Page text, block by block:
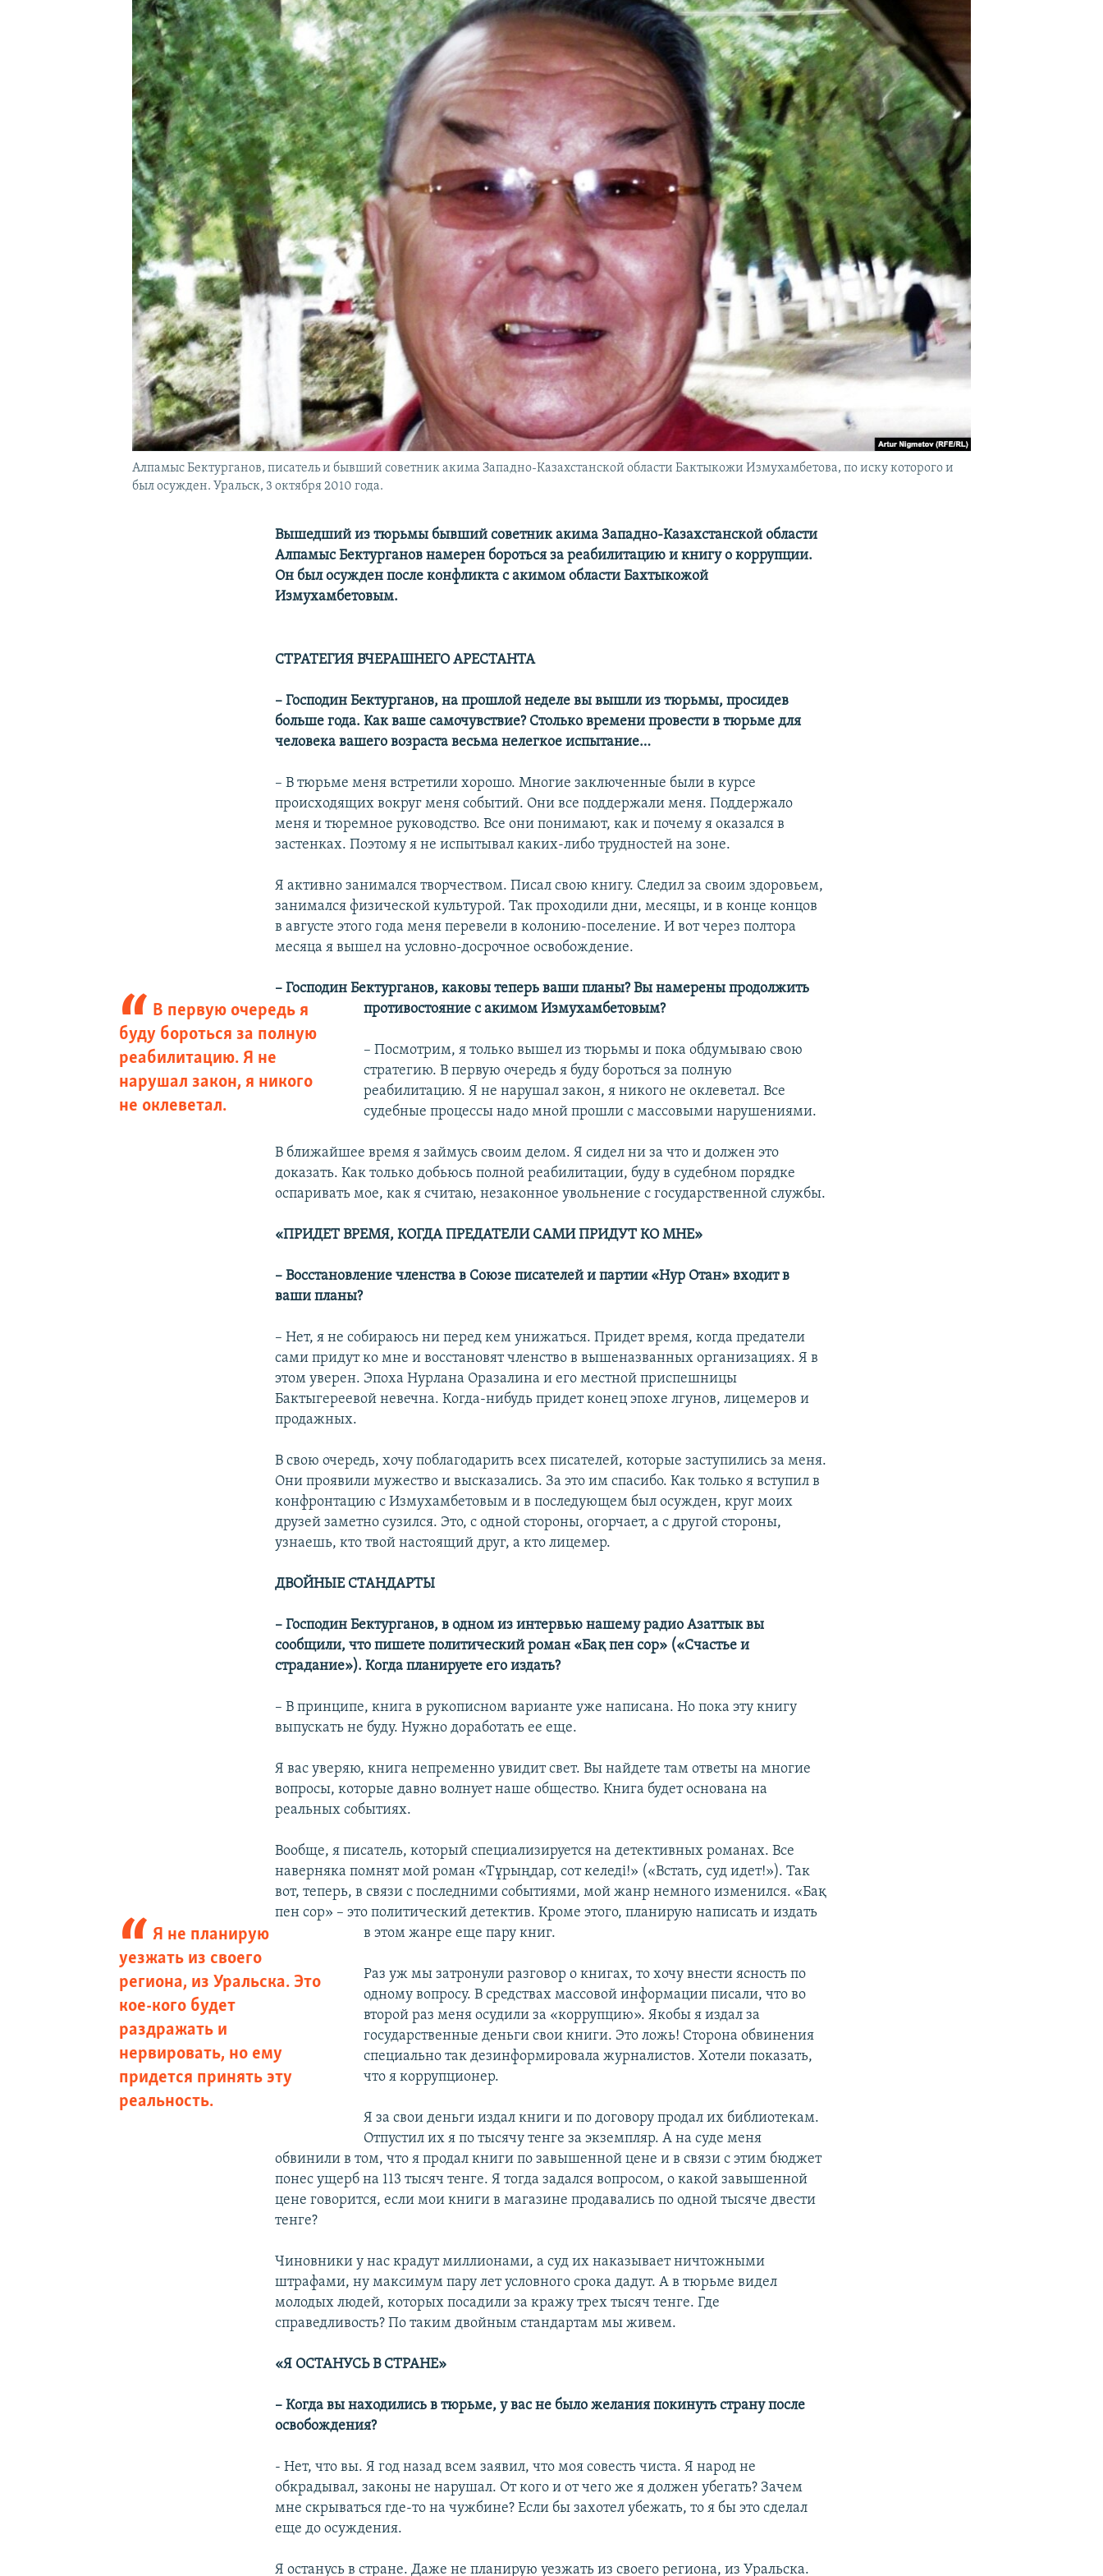
Алпамыс Бектурганов, писатель и бывший советник акима Западно-Казахстанской области Бактыкожи Измухамбетова, по иску которого и
был осужден. Уральск, 3 октября 2010 года.
Вышедший из тюрьмы бывший советник акима Западно-Казахстанской области
Алпамыс Бектурганов намерен бороться за реабилитацию и книгу о коррупции.
Он был осужден после конфликта с акимом области Бахтыкожой
Измухамбетовым.
СТРАТЕГИЯ ВЧЕРАШНЕГО АРЕСТАНТА
– Господин Бектурганов, на прошлой неделе вы вышли из тюрьмы, просидев
больше года. Как ваше самочувствие? Столько времени провести в тюрьме для
человека вашего возраста весьма нелегкое испытание…
– В тюрьме меня встретили хорошо. Многие заключенные были в курсе
происходящих вокруг меня событий. Они все поддержали меня. Поддержало
меня и тюремное руководство. Все они понимают, как и почему я оказался в
застенках. Поэтому я не испытывал каких-либо трудностей на зоне.
Я активно занимался творчеством. Писал свою книгу. Следил за своим здоровьем,
занимался физической культурой. Так проходили дни, месяцы, и в конце концов
в августе этого года меня перевели в колонию-поселение. И вот через полтора
месяца я вышел на условно-досрочное освобождение.
– Господин Бектурганов, каковы теперь ваши планы? Вы намерены продолжить
противостояние с акимом Измухамбетовым?
В первую очередь я
буду бороться за полную
реабилитацию. Я не
нарушал закон, я никого
не оклеветал.
– Посмотрим, я только вышел из тюрьмы и пока обдумываю свою
стратегию. В первую очередь я буду бороться за полную
реабилитацию. Я не нарушал закон, я никого не оклеветал. Все
судебные процессы надо мной прошли с массовыми нарушениями.
В ближайшее время я займусь своим делом. Я сидел ни за что и должен это
доказать. Как только добьюсь полной реабилитации, буду в судебном порядке
оспаривать мое, как я считаю, незаконное увольнение с государственной службы.
«ПРИДЕТ ВРЕМЯ, КОГДА ПРЕДАТЕЛИ САМИ ПРИДУТ КО МНЕ»
– Восстановление членства в Союзе писателей и партии «Нур Отан» входит в
ваши планы?
– Нет, я не собираюсь ни перед кем унижаться. Придет время, когда предатели
сами придут ко мне и восстановят членство в вышеназванных организациях. Я в
этом уверен. Эпоха Нурлана Оразалина и его местной приспешницы
Бактыгереевой невечна. Когда-нибудь придет конец эпохе лгунов, лицемеров и
продажных.
В свою очередь, хочу поблагодарить всех писателей, которые заступились за меня.
Они проявили мужество и высказались. За это им спасибо. Как только я вступил в
конфронтацию с Измухамбетовым и в последующем был осужден, круг моих
друзей заметно сузился. Это, с одной стороны, огорчает, а с другой стороны,
узнаешь, кто твой настоящий друг, а кто лицемер.
ДВОЙНЫЕ СТАНДАРТЫ
– Господин Бектурганов, в одном из интервью нашему радио Азаттык вы
сообщили, что пишете политический роман «Бақ пен сор» («Счастье и
страдание»). Когда планируете его издать?
– В принципе, книга в рукописном варианте уже написана. Но пока эту книгу
выпускать не буду. Нужно доработать ее еще.
Я вас уверяю, книга непременно увидит свет. Вы найдете там ответы на многие
вопросы, которые давно волнует наше общество. Книга будет основана на
реальных событиях.
Вообще, я писатель, который специализируется на детективных романах. Все
наверняка помнят мой роман «Тұрыңдар, сот келеді!» («Встать, суд идет!»). Так
вот, теперь, в связи с последними событиями, мой жанр немного изменился. «Бақ
пен сор» – это политический детектив. Кроме этого, планирую написать и издать
в этом жанре еще пару книг.
Я не планирую
уезжать из своего
региона, из Уральска. Это
кое-кого будет
раздражать и
нервировать, но ему
придется принять эту
реальность.
Раз уж мы затронули разговор о книгах, то хочу внести ясность по
одному вопросу. В средствах массовой информации писали, что во
второй раз меня осудили за «коррупцию». Якобы я издал за
государственные деньги свои книги. Это ложь! Сторона обвинения
специально так дезинформировала журналистов. Хотели показать,
что я коррупционер.
Я за свои деньги издал книги и по договору продал их библиотекам.
Отпустил их я по тысячу тенге за экземпляр. А на суде меня
обвинили в том, что я продал книги по завышенной цене и в связи с этим бюджет
понес ущерб на 113 тысяч тенге. Я тогда задался вопросом, о какой завышенной
цене говорится, если мои книги в магазине продавались по одной тысяче двести
тенге?
Чиновники у нас крадут миллионами, а суд их наказывает ничтожными
штрафами, ну максимум пару лет условного срока дадут. А в тюрьме видел
молодых людей, которых посадили за кражу трех тысяч тенге. Где
справедливость? По таким двойным стандартам мы живем.
«Я ОСТАНУСЬ В СТРАНЕ»
– Когда вы находились в тюрьме, у вас не было желания покинуть страну после
освобождения?
- Нет, что вы. Я год назад всем заявил, что моя совесть чиста. Я народ не
обкрадывал, законы не нарушал. От кого и от чего же я должен убегать? Зачем
мне скрываться где-то на чужбине? Если бы захотел убежать, то я бы это сделал
еще до осуждения.
Я останусь в стране. Даже не планирую уезжать из своего региона, из Уральска.